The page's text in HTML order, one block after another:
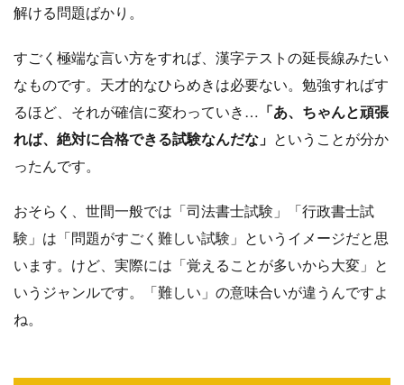
解ける問題ばかり。
すごく極端な言い方をすれば、漢字テストの延長線みたい
なものです。天才的なひらめきは必要ない。勉強すればす
るほど、それが確信に変わっていき… 「あ、ちゃんと頑張
れば、絶対に合格できる試験なんだな」 ということが分か
ったんです。
おそらく、世間一般では「司法書士試験」「行政書士試
験」は「問題がすごく難しい試験」というイメージだと思
います。けど、実際には「覚えることが多いから大変」と
いうジャンルです。「難しい」の意味合いが違うんですよ
ね。